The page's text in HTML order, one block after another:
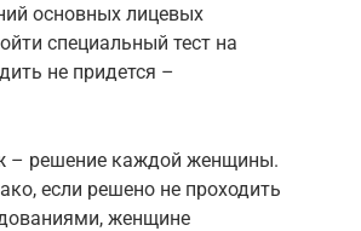
основных лицевых
специальный тест на
не придется –
– решение каждой женщины.
если решено не проходить
женщине